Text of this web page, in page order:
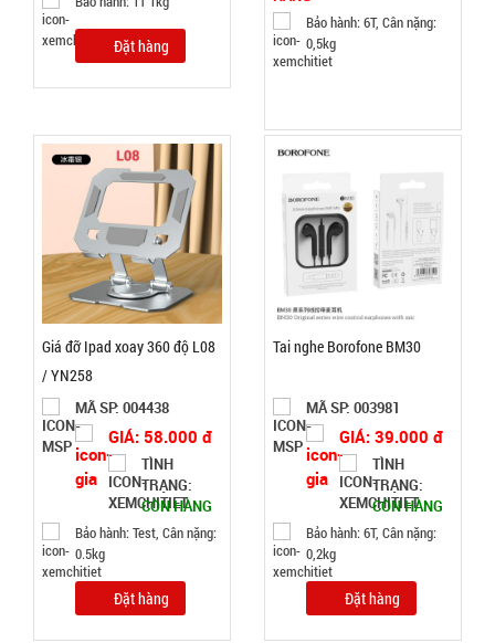
pad
Tyloo màu
đỏ Dày 4 Ly
( T200, Full
VAT )
SP004285
GIÁ:
CÒN HÀNG
Test;
Cân nặng:
Đặt hàng
Bảo hành: 6T, Cân nặng:
0,5kg
Giá đỡ Ipad xoay 360 độ L08
/ YN258
MÃ SP: 004438
GIÁ: 58.000 đ
TÌNH
TRẠNG:
CÒN HÀNG
Bảo hành: Test, Cân nặng:
0.5kg
Đặt hàng
Tai nghe Borofone BM30
MÃ SP: 003981
GIÁ: 39.000 đ
TÌNH
TRẠNG:
CÒN HÀNG
Bảo hành: 6T, Cân nặng:
0,2kg
Đặt hàng